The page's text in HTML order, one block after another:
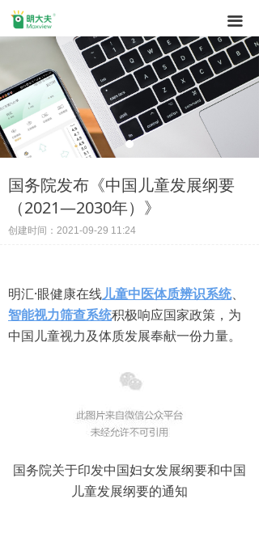
끀
国务院发布《中国儿童发展纲要
（2021—2030年）》
创建时间： 2021-09-29 11:24
明汇·眼健康在线儿童中医体质辨识系统、
智能视力筛查系统积极响应国家政策，为
中国儿童视力及体质发展奉献一份力量。
国务院关于印发中国妇女发展纲要和中国
儿童发展纲要的通知